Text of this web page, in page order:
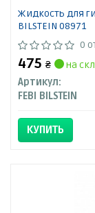
Жидкость для
BILSTEIN 08971
0
475 ₴
на
Артикул:
FEBI BILSTEIN
КУПИТЬ